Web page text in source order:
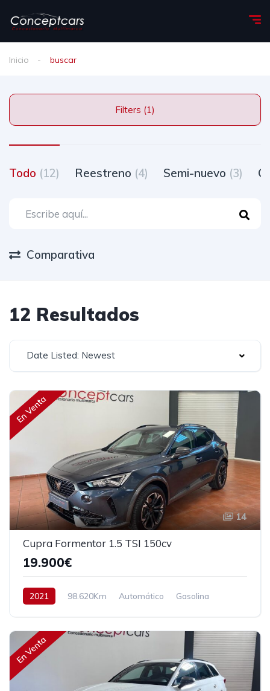
Inicio buscar
Filters (1)
Todo (12) Reestreno (4) Semi-nuevo (3)
Comparativa
12 Resultados
Date Listed: Newest
En Venta
14
Cupra Formentor 1.5 TSI 150cv
19.900€
2021 98.620Km Automático
Gasolina
En Venta